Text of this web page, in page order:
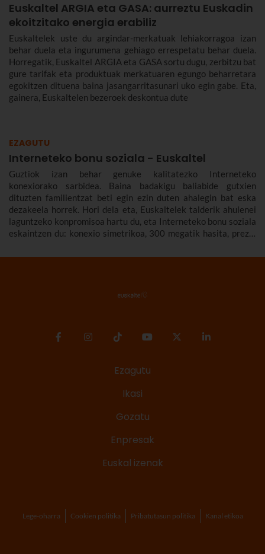
Euskaltel ARGIA eta GASA: aurreztu Euskadin
ekoitzitako energia erabiliz
Euskaltelek uste du argindar-merkatuak lehiakorragoa izan
behar duela eta ingurumena gehiago errespetatu behar duela.
Horregatik, Euskaltel ARGIA eta GASA sortu dugu, zerbitzu bat
gure tarifak eta produktuak merkatuaren egungo beharretara
egokitzen dituena baina jasangarritasunari uko egin gabe. Eta,
gainera, Euskaltelen bezeroek deskontua dute
EZAGUTU
Interneteko bonu soziala - Euskaltel
Guztiok izan behar genuke kalitatezko Interneteko
konexiorako sarbidea. Baina badakigu baliabide gutxien
dituzten familientzat beti egin ezin duten ahalegin bat eska
dezakeela horrek. Hori dela eta, Euskaltelek talderik ahulenei
laguntzeko konpromisoa hartu du, eta Interneteko bonu soziala
eskaintzen du: konexio simetrikoa, 300 megatik hasita, prezio
Ezagutu
Ikasi
Gozatu
Enpresak
Euskal izenak
Lege-oharra Cookien politika Pribatutasun politika Kanal etikoa